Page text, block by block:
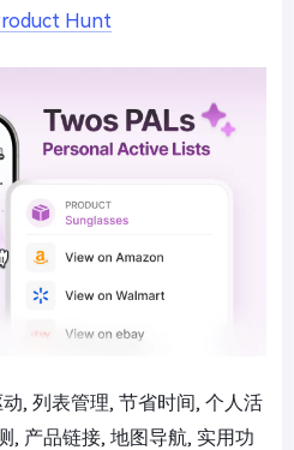
Hunt
动, 列表管理, 节省时间, 个人活
, 产品链接, 地图导航, 实用功